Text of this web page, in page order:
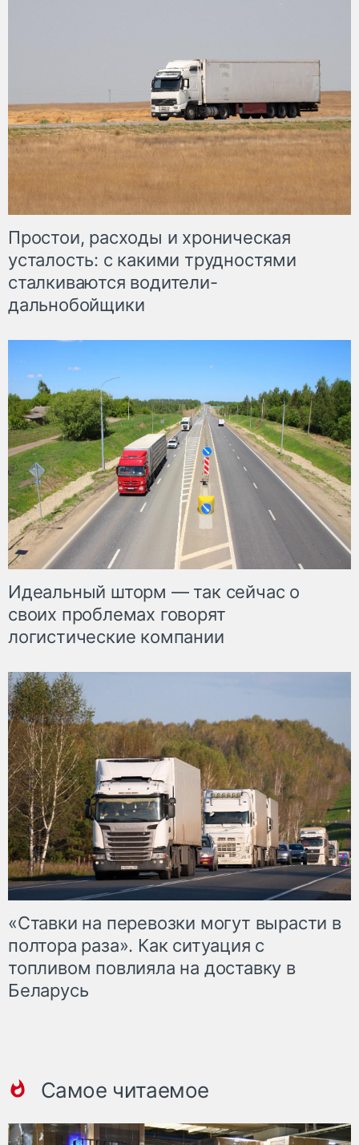
Простои, расходы и хроническая
усталость: с какими трудностями
сталкиваются водители-
дальнобойщики
Идеальный шторм — так сейчас о
своих проблемах говорят
логистические компании
«Ставки на перевозки могут вырасти в
полтора раза». Как ситуация с
топливом повлияла на доставку в
Беларусь
Самое читаемое